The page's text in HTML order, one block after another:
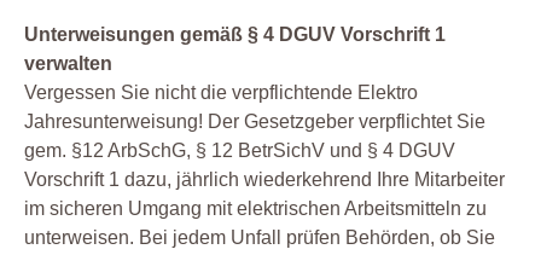
Unterweisungen gemäß § 4 DGUV Vorschrift 1
verwalten
Vergessen Sie nicht die verpflichtende Elektro
Jahresunterweisung! Der Gesetzgeber verpflichtet Sie
gem. §12 ArbSchG, § 12 BetrSichV und § 4 DGUV
Vorschrift 1 dazu, jährlich wiederkehrend Ihre Mitarbeiter
im sicheren Umgang mit elektrischen Arbeitsmitteln zu
unterweisen. Bei jedem Unfall prüfen Behörden, ob Sie